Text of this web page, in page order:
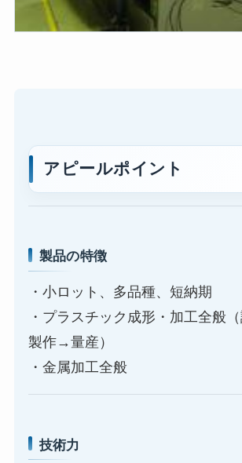
アピールポイント
製品の特徴
・小ロット、多品種、短納期
・プラスチック成形・加工全般
製作→量産）
・金属加工全般
技術力